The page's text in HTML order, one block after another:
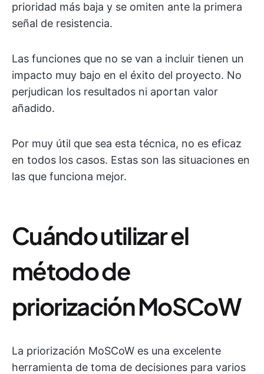
prioridad más baja y se omiten ante la primera
señal de resistencia.
Las funciones que no se van a incluir tienen un
impacto muy bajo en el éxito del proyecto. No
perjudican los resultados ni aportan valor
añadido.
Por muy útil que sea esta técnica, no es eficaz
en todos los casos. Estas son las situaciones en
las que funciona mejor.
Cuándo utilizar el
método de
priorización MoSCoW
La priorización MoSCoW es una excelente
herramienta de toma de decisiones para varios